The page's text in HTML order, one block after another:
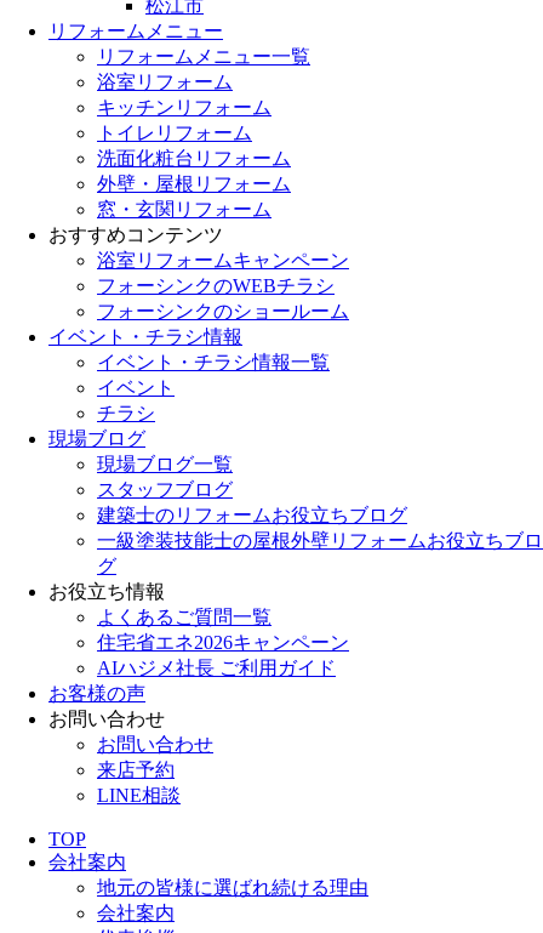
松江市
リフォームメニュー
リフォームメニュー一覧
浴室リフォーム
キッチンリフォーム
トイレリフォーム
洗面化粧台リフォーム
外壁・屋根リフォーム
窓・玄関リフォーム
おすすめコンテンツ
浴室リフォームキャンペーン
フォーシンクのWEBチラシ
フォーシンクのショールーム
イベント・チラシ情報
イベント・チラシ情報一覧
イベント
チラシ
現場ブログ
現場ブログ一覧
スタッフブログ
建築士のリフォームお役立ちブログ
一級塗装技能士の屋根外壁リフォームお役立ちブロ
グ
お役立ち情報
よくあるご質問一覧
住宅省エネ2026キャンペーン
AIハジメ社長 ご利用ガイド
お客様の声
お問い合わせ
お問い合わせ
来店予約
LINE相談
TOP
会社案内
地元の皆様に選ばれ続ける理由
会社案内